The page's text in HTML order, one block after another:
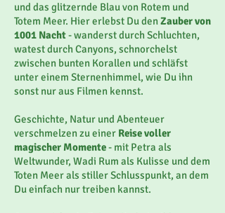
und das glitzernde Blau von Rotem und
Totem Meer. Hier erlebst Du denZauber von
1001 Nacht- wanderst durch Schluchten,
watest durch Canyons, schnorchelst
zwischen bunten Korallen und schläfst
unter einem Sternenhimmel, wie Du ihn
sonst nur aus Filmen kennst.
Geschichte, Natur und Abenteuer
verschmelzen zu einer Reise voller
magischer Momente- mit Petra als
Weltwunder, Wadi Rum als Kulisse und dem
Toten Meer als stiller Schlusspunkt, an dem
Du einfach nur treiben kannst.